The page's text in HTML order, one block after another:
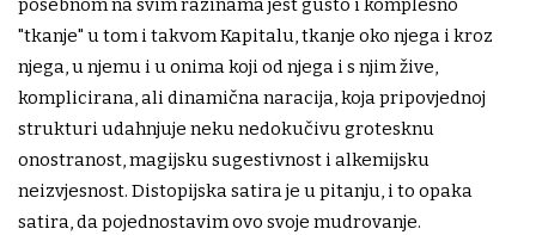
posebnom na svim razinama jest gusto i komplesno
"tkanje" u tom i takvom Kapitalu, tkanje oko njega i kroz
njega, u njemu i u onima koji od njega i s njim žive,
komplicirana, ali dinamična naracija, koja pripovjednoj
strukturi udahnjuje neku nedokučivu grotesknu
onostranost, magijsku sugestivnost i alkemijsku
neizvjesnost. Distopijska satira je u pitanju, i to opaka
satira, da pojednostavim ovo svoje mudrovanje.